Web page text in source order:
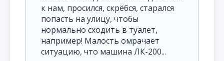
к нам, просился, скрёбся, старался
попасть на улицу, чтобы
нормально сходить в туалет,
например! Малость омрачает
ситуацию, что машина ЛК-200...